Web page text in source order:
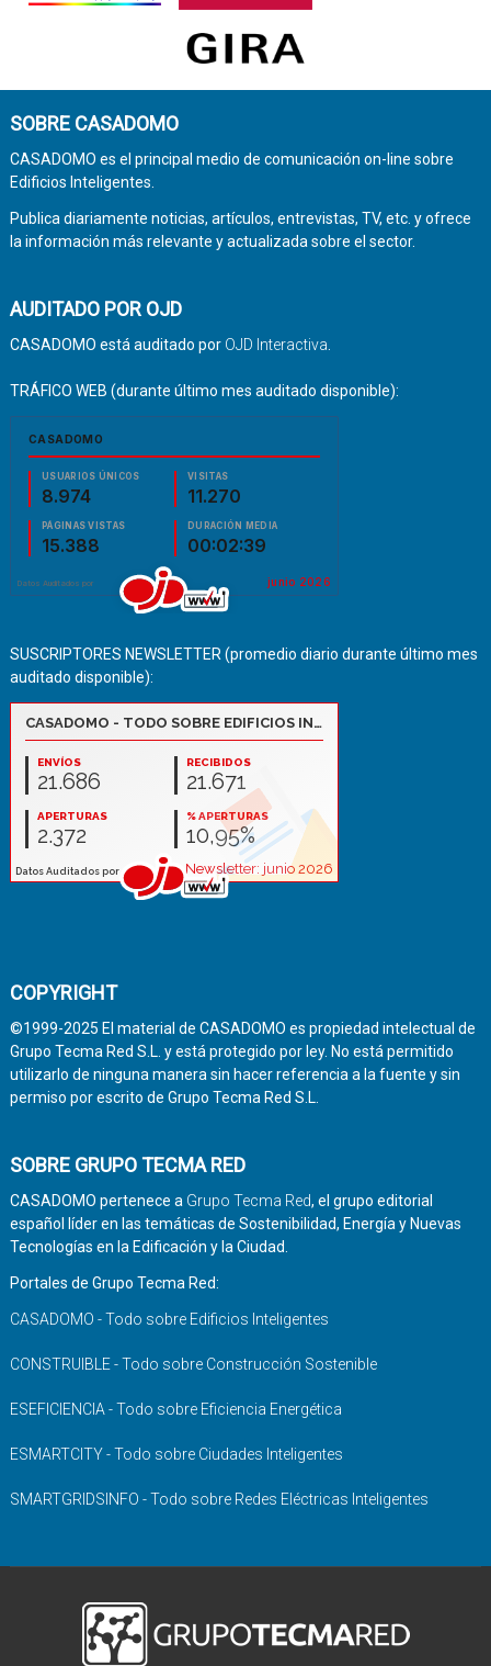
SOBRE CASADOMO
CASADOMO es el principal medio de comunicación on-line sobre
Edificios Inteligentes.
Publica diariamente noticias, artículos, entrevistas, TV, etc. y ofrece
la información más relevante y actualizada sobre el sector.
AUDITADO POR OJD
CASADOMO está auditado por OJD Interactiva.
TRÁFICO WEB (durante último mes auditado disponible):
SUSCRIPTORES NEWSLETTER (promedio diario durante último mes
auditado disponible):
COPYRIGHT
©1999-2025 El material de CASADOMO es propiedad intelectual de
Grupo Tecma Red S.L. y está protegido por ley. No está permitido
utilizarlo de ninguna manera sin hacer referencia a la fuente y sin
permiso por escrito de Grupo Tecma Red S.L.
SOBRE GRUPO TECMA RED
CASADOMO pertenece a Grupo Tecma Red, el grupo editorial
español líder en las temáticas de Sostenibilidad, Energía y Nuevas
Tecnologías en la Edificación y la Ciudad.
Portales de Grupo Tecma Red:
CASADOMO - Todo sobre Edificios Inteligentes
CONSTRUIBLE - Todo sobre Construcción Sostenible
ESEFICIENCIA - Todo sobre Eficiencia Energética
ESMARTCITY - Todo sobre Ciudades Inteligentes
SMARTGRIDSINFO - Todo sobre Redes Eléctricas Inteligentes